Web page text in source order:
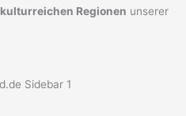
kulturreichen Regionen unserer